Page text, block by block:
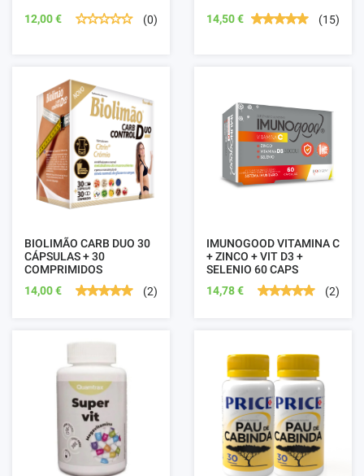
12,00 €
(0)
14,50 €
(15)
BIOLIMÃO CARB DUO 30
CÁPSULAS + 30
COMPRIMIDOS
14,00 €
(2)
IMUNOGOOD VITAMINA C
+ ZINCO + VIT D3 +
SELENIO 60 CAPS
14,78 €
(2)